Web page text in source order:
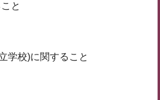
と
学校)に関すること